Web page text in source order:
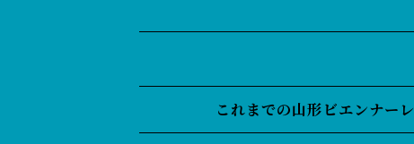
これまでの山形ビエンナーレ